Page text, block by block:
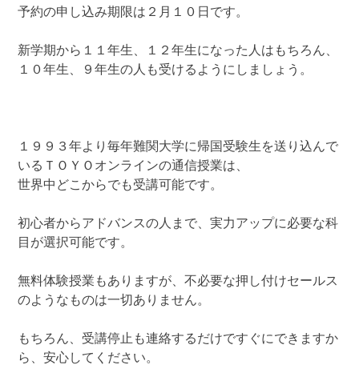
予約の申し込み期限は２月１０日です。
新学期から１１年生、１２年生になった人はもちろん、
１０年生、９年生の人も受けるようにしましょう。
１９９３年より毎年難関大学に帰国受験生を送り込んで
いるＴＯＹＯオンラインの通信授業は、
世界中どこからでも受講可能です。
初心者からアドバンスの人まで、実力アップに必要な科
目が選択可能です。
無料体験授業もありますが、不必要な押し付けセールス
のようなものは一切ありません。
もちろん、受講停止も連絡するだけですぐにできますか
ら、安心してください。